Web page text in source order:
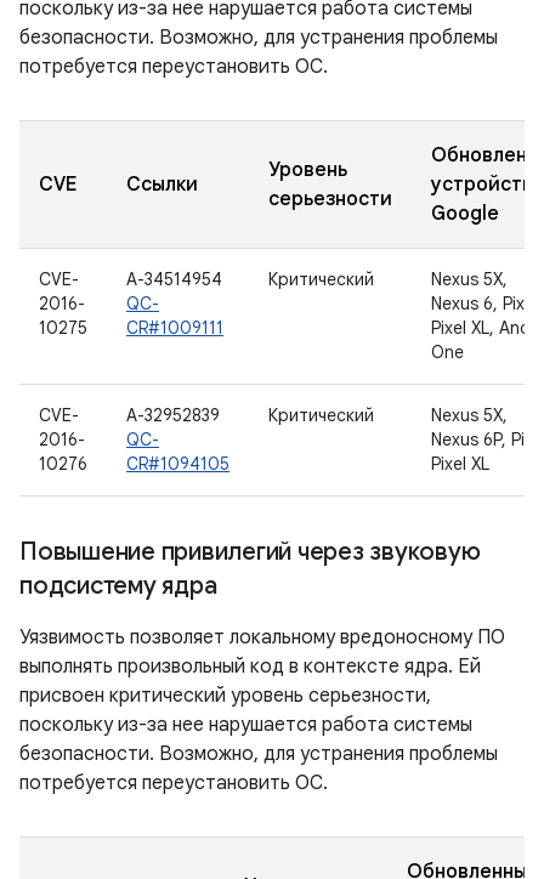
поскольку из-за нее нарушается работа системы
безопасности. Возможно, для устранения проблемы
потребуется переустановить ОС.
CVE Ссылки
Уровень
серьезности
устройства
Google
CVE-
2016-
10275
A-34514954
QC-
CR#1009111
Критический
Nexus 5X,
Nexus 6, Pixel,
Pixel XL,
One
CVE-
2016-
10276
A-32952839
QC-
CR#1094105
Критический
Nexus 5X,
Nexus 6P,
Pixel XL
Повышение привилегий через звуковую
подсистему ядра
Уязвимость позволяет локальному вредоносному ПО
выполнять произвольный код в контексте ядра. Ей
присвоен критический уровень серьезности,
поскольку из-за нее нарушается работа системы
безопасности. Возможно, для устранения проблемы
потребуется переустановить ОС.
Обновленные